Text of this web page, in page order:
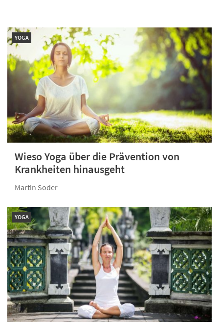
YOGA
Wieso Yoga über die Prävention von
Krankheiten hinausgeht
Martin Soder
YOGA